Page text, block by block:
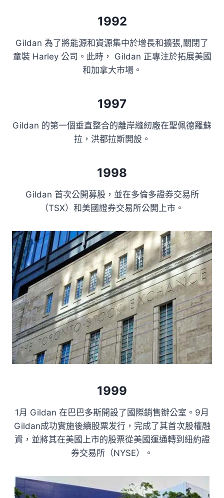
1992
Gildan 為了將能源和資源集中於增長和擴張,關閉了
童裝 Harley 公司。此時， Gildan 正專注於拓展美國
和加拿大市場。
1997
Gildan 的第一個垂直整合的離岸縫紉廠在聖佩德羅蘇
拉，洪都拉斯開設。
1998
Gildan 首次公開募股，並在多倫多證券交易所
（TSX）和美國證券交易所公開上市。
1999
1月 Gildan 在巴巴多斯開設了國際銷售辦公室。9月
Gildan成功實施後續股票发行，完成了其首次股權融
資，並將其在美國上市的股票從美國運通轉到紐約證
券交易所（NYSE）。